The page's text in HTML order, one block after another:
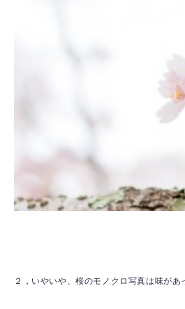
２，いやいや、桜のモノクロ写真は味があ